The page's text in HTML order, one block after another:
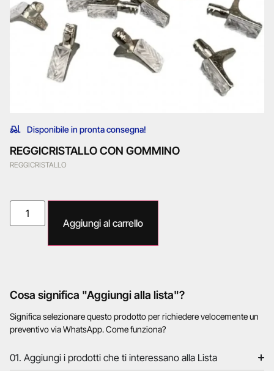
Disponibile in pronta consegna!
REGGICRISTALLO CON GOMMINO
REGGICRISTALLO
Aggiungi al carrello
Cosa significa "Aggiungi alla lista"?
Significa selezionare questo prodotto per richiedere velocemente un
preventivo via WhatsApp. Come funziona?
01. Aggiungi i prodotti che ti interessano alla Lista